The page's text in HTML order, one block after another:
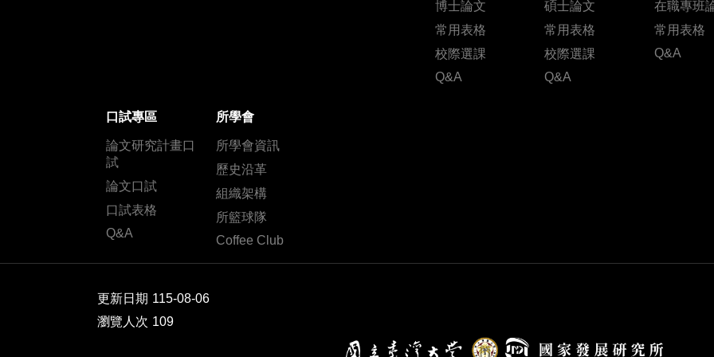
博士論文
常用表格
校際選課
Q&A
碩士論文
常用表格
校際選課
Q&A
在職專班
常用表格
Q&A
口試專區
論文研究計畫口
試
論文口試
口試表格
Q&A
所學會
所學會資訊
歷史沿革
組織架構
所籃球隊
Coffee Club
更新日期 115-08-06
瀏覽人次 109